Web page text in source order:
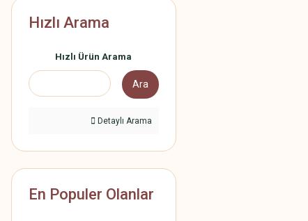
Hızlı Arama
Hızlı Ürün Arama
Ara
Detaylı Arama
En Populer Olanlar